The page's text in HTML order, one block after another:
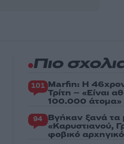
Πιο
101 Marfin: Η
Τρίτη – «Είναι
100.000 άτομα»
94 Βγήκαν ξανά τα
«Καρυστιανού,
φοβικό